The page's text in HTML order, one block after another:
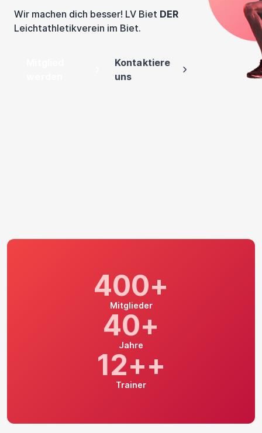
Wir machen dich besser! LV Biet DER
Leichtathletikverein im Biet.
Kontaktiere
uns
400+
Mitglieder
40+
Jahre
12++
Trainer